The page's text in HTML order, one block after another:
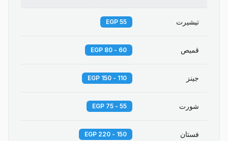
تيشيرت 55 EGP
قميص 60 - 80 EGP
جينز 110 - 150 EGP
شورت 55 - 75 EGP
فستان 150 - 220 EGP